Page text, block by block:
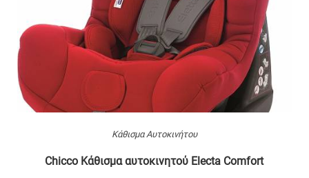
Κάθισμα Αυτοκινήτου
Chicco Κάθισμα αυτοκινητού Electa Comfort